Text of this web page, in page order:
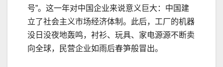
号”。这一年对中国企业来说意义巨大：中国建
立了社会主义市场经济体制。此后，工厂的机器
没日没夜地轰鸣，衬衫、玩具、家电源源不断卖
向全球，民营企业如雨后春笋般冒出。